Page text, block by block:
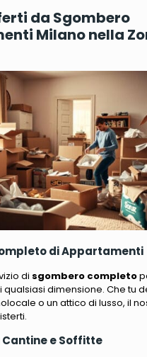
da Sgombero
Milano nella
di Appartamenti
di sgombero completo
dimensione. Che tu
o un attico di lusso, il
e Soffitte